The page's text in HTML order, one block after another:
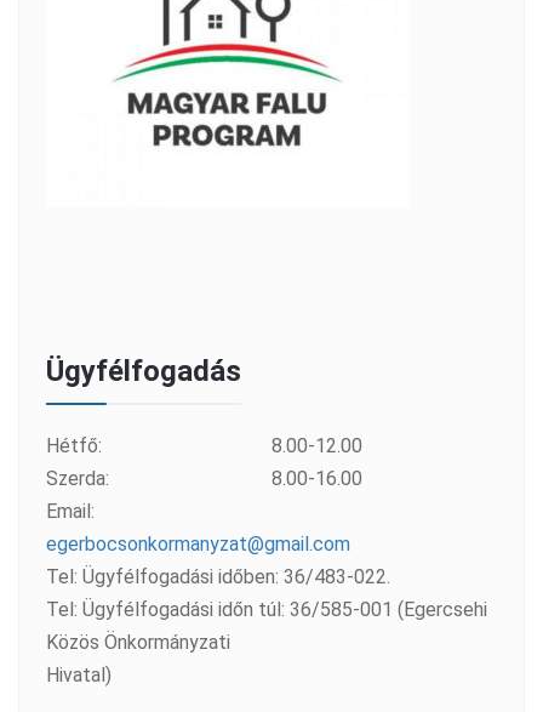
Ügyfélfogadás
Hétfő:
8.00-12.00
Szerda:
8.00-16.00
Email:
egerbocsonkormanyzat@gmail.com
Tel: Ügyfélfogadási időben: 36/483-022.
Tel: Ügyfélfogadási időn túl: 36/585-001 (Egercsehi
Közös Önkormányzati
Hivatal)